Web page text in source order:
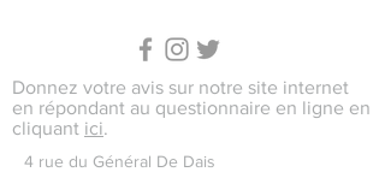
Donnez votre avis sur notre site internet
en répondant au questionnaire en ligne en
cliquant ici.
4 rue du Général De Dais